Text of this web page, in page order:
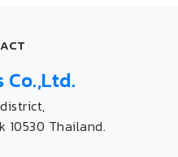
Co.,Ltd.
10530 Thailand.